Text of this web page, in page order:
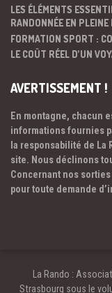
LES ÉLÉMENTS
RANDONNÉE EN PLEINE
FORMATION SPORT :
LE COÛT RÉEL D’UN
AVERTISSEMENT !
En montagne, chacun
informations fournies
la responsabilité de
site. Nous déclinons
Concernant nos
pour toute demande
La Rando :
Strasbourg sous le